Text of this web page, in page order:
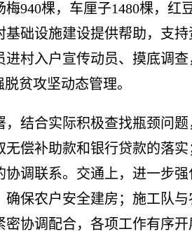
梅940棵，车厘子1480棵，红
础设施建设提供帮助，支
村入户宣传动员、摸底调查
贫攻坚动态管理。
结合实际积极查找瓶颈问
偿补助款和银行贷款的落
调联系。交通上，进一步
保农户安全建房；施工队
协调配合，各项工作有序